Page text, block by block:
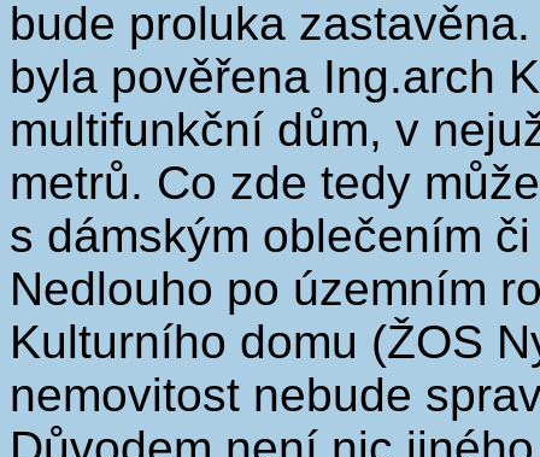
bude proluka
byla pověřena Ing.arch
multifunkční dům, v
metrů. Co zde tedy
s dámským oblečením
Nedlouho po územním
Kulturního domu (ŽOS
nemovitost nebude